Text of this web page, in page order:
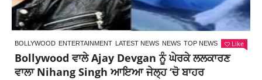
BOLLYWOOD ENTERTAINMENT LATEST NEWS NEWS TOP NEWS Like
Bollywood ਵਾਲੇ Ajay Devgan ਨੂੰ ਘੇਰਕੇ ਲਲਕਾਰਣ
ਵਾਲਾ Nihang Singh ਆਇਆ ਜੇਲ੍ਹ ‘ਚੋ ਬਾਹਰ